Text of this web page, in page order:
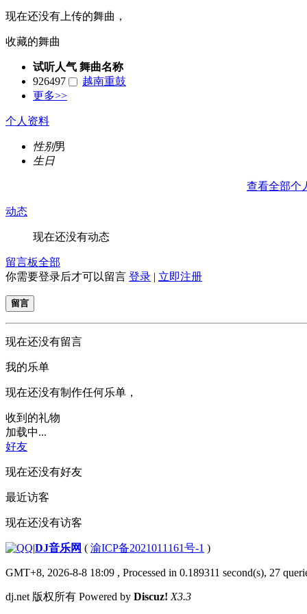
现在还没有上传的舞曲，
收藏的舞曲
试听人气 舞曲名称
926497
越南重鼓
更多>>
个人资料
性别男
生日
查看全部个
动态
现在还没有动态
留言板全部
你需要登录后才可以留言 登录 | 立即注册
留言
现在还没有留言
我的乐单
现在还没有制作任何乐单，
收到的礼物
加载中...
好友
现在还没有好友
最近访客
现在还没有访客
|DJ音乐网 ( 渝ICP备2021011161号-1 )
GMT+8, 2026-8-8 18:09 , Processed in 0.189311 second(s), 27
dj.net 版权所有 Powered by Discuz! X3.3